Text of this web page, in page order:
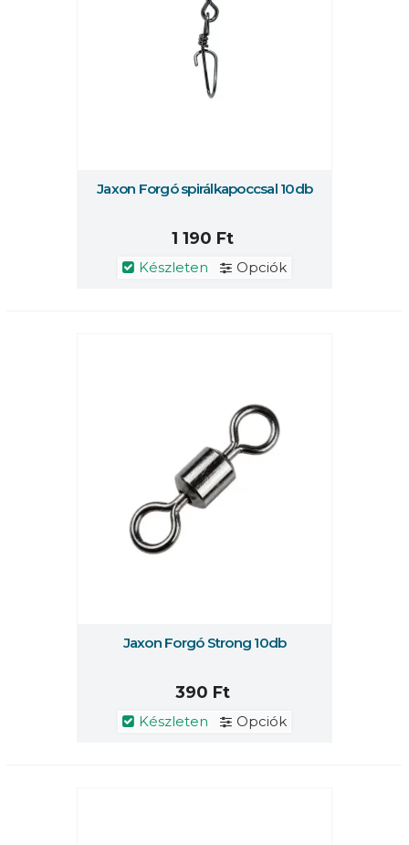
Jaxon Forgó spirálkapoccsal 10db
1 190 Ft
Készleten Opciók
Jaxon Forgó Strong 10db
390 Ft
Készleten Opciók